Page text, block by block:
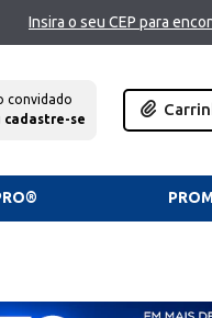
Insira o seu CEP para
convidado
cadastre-se